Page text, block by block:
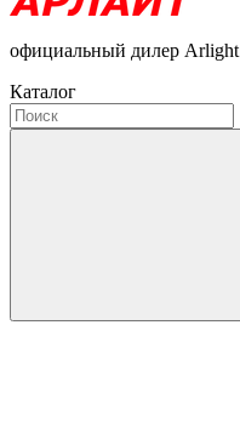
официальный дилер Arlight
Каталог